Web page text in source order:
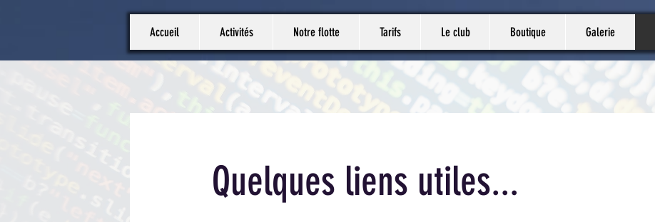
Accueil Activités Notre flotte Tarifs Le club Boutique Galerie
Quelques liens utiles...